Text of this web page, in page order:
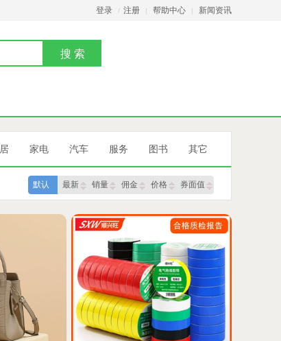
登录 / 注册 | 帮助中心 | 新闻资讯
家电 汽车 服务 图书 其它
默认 最新 销量 佣金 价格 券面值